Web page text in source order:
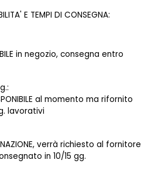
E TEMPI DI CONSEGNA:
in negozio, consegna entro
al momento ma rifornito
lavorativi
verrà richiesto al fornitore
in 10/15 gg.